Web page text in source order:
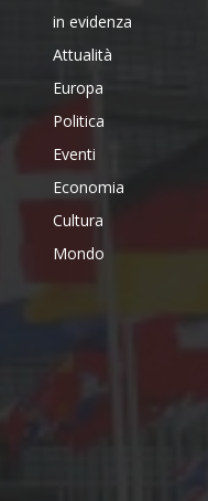
in evidenza
Attualità
Europa
Politica
Eventi
Economia
Cultura
Mondo